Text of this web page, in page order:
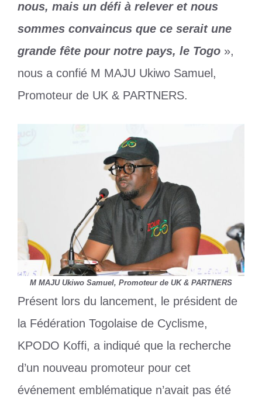
nous, mais un défi à relever et nous
sommes convaincus que ce serait une
grande fête pour notre pays, le Togo »,
nous a confié M MAJU Ukiwo Samuel,
Promoteur de UK & PARTNERS.
M MAJU Ukiwo Samuel, Promoteur de UK & PARTNERS
Présent lors du lancement, le président de
la Fédération Togolaise de Cyclisme,
KPODO Koffi, a indiqué que la recherche
d’un nouveau promoteur pour cet
événement emblématique n’avait pas été